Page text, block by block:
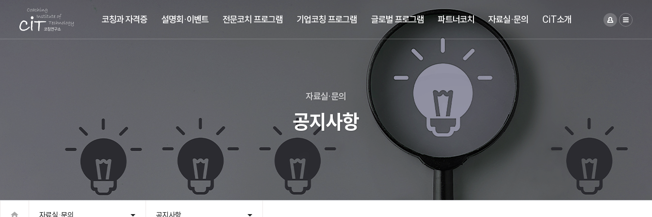
코칭과 자격증 설명회·이벤트 전문코치 프로그램 기업코칭 프로그램 글로벌 프로그램 파트너코치 자료실·문의 CiT소개
자료실·문의
공지사항
자료실·문의 공지사항